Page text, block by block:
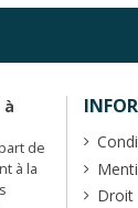
de
à la
Droit